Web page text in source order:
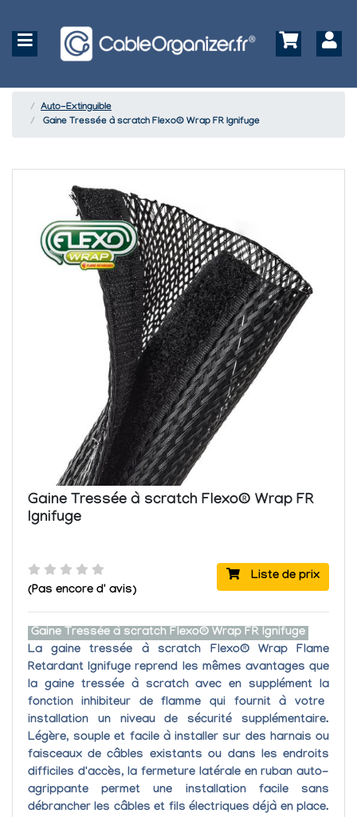
Auto-Extinguible
Gaine Tressée à scratch Flexo® Wrap FR Ignifuge
Gaine Tressée à scratch Flexo® Wrap FR
Ignifuge
Liste de prix
(Pas encore d' avis)
Gaine Tressée à scratch Flexo® Wrap FR Ignifuge
Lagaine tressée à scratch Flexo® Wrap Flame
Retardant Ignifuge reprend les mêmes avantages que
la gaine tressée à scratch avec en supplément la
fonction inhibiteur de flamme qui fournit à votre
installation un niveau de sécurité supplémentaire.
Légère, souple et facile à installer sur des harnais ou
faisceaux de câbles existants ou dans les endroits
difficiles d'accès, la fermeture latérale en ruban auto-
agrippantepermet une installation facile sans
débrancher les câbles et fils électriques déjà en place.